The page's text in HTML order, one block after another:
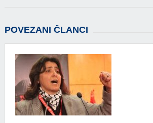
POVEZANI ČLANCI